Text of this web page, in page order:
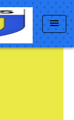
menu